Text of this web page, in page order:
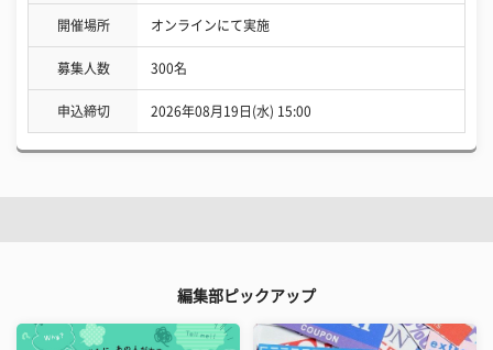
開催場所 オンラインにて実施
募集人数 300名
申込締切 2026年08月19日(水) 15:00
編集部ピックアップ